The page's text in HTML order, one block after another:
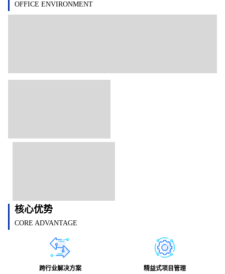
OFFICE ENVIRONMENT
核心优势
CORE ADVANTAGE
跨行业解决方案 精益式项目管理